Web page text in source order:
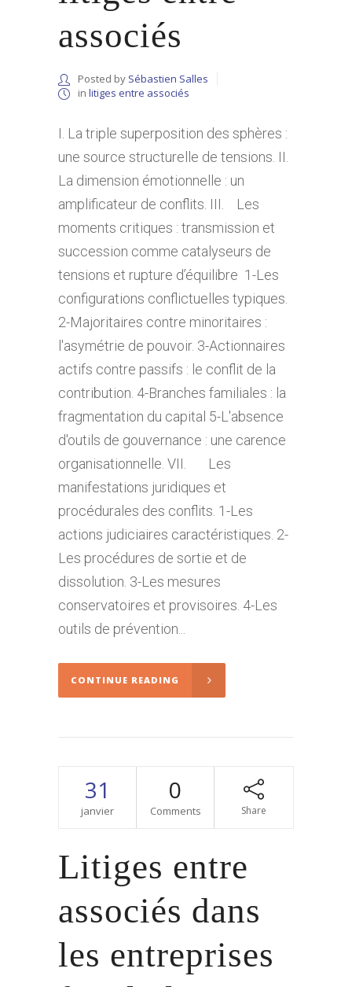
associés
Posted by Sébastien Salles
in litiges entre associés
I. La triple superposition des sphères :
une source structurelle de tensions. II.
La dimension émotionnelle : un
amplificateur de conflits. III. Les
moments critiques : transmission et
succession comme catalyseurs de
tensions et rupture d’équilibre 1-Les
configurations conflictuelles typiques.
2-Majoritaires contre minoritaires :
l'asymétrie de pouvoir. 3-Actionnaires
actifs contre passifs : le conflit de la
contribution. 4-Branches familiales : la
fragmentation du capital 5-L'absence
d'outils de gouvernance : une carence
organisationnelle. VII. Les
manifestations juridiques et
procédurales des conflits. 1-Les
actions judiciaires caractéristiques. 2-
Les procédures de sortie et de
dissolution. 3-Les mesures
conservatoires et provisoires. 4-Les
outils de prévention...
CONTINUE READING
31
janvier
0
Comments Share
Litiges entre
associés dans
les entreprises